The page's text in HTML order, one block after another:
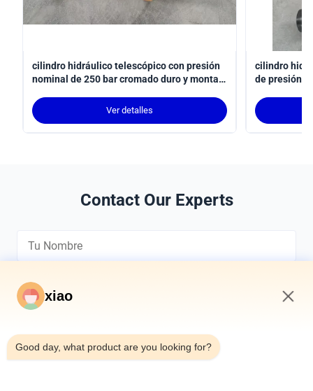
cilindro hidráulico telescópico con presión
nominal de 250 bar cromado duro y montaje
Ver detalles
cilindro
de presión
robot
Contact Our Experts
*
xiao
Good day, what product are you looking for?